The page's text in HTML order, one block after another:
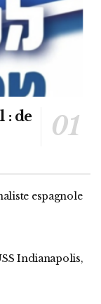
: de
espagnole
Indianapolis,